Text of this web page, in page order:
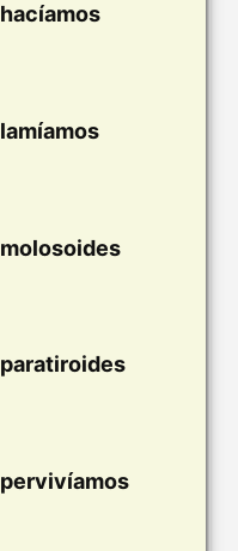
hacíamos
lamíamos
molosoides
paratiroides
pervivíamos